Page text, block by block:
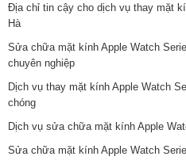
Địa chỉ tin cậy cho dịch vụ thay mặt
Hà
Sửa chữa mặt kính Apple Watch
chuyên nghiệp
Dịch vụ thay mặt kính Apple Watch
chóng
Dịch vụ sửa chữa mặt kính Apple
Sửa chữa mặt kính Apple Watch